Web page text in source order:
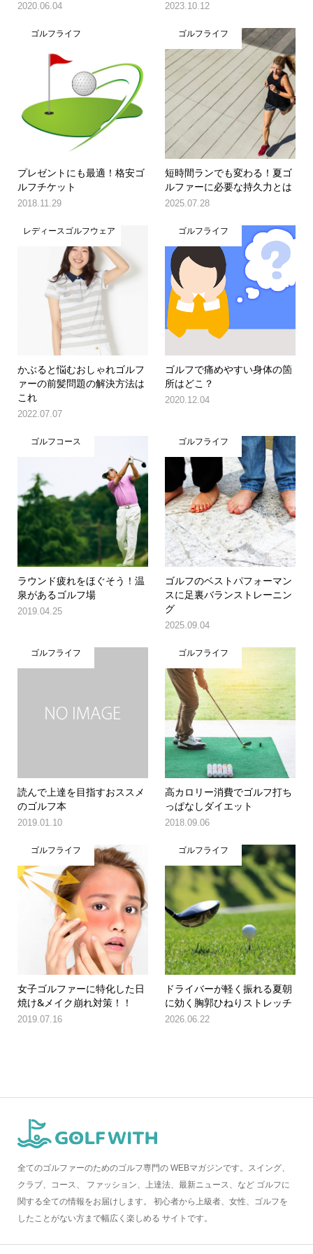
2020.06.04 2023.10.12
ゴルフライフ
プレゼントにも最適！格安ゴ
ルフチケット
2018.11.29
ゴルフライフ
短時間ランでも変わる！夏ゴ
ルファーに必要な持久力とは
2025.07.28
レディースゴルフウェア
かぶると悩むおしゃれゴルフ
ァーの前髪問題の解決方法は
これ
2022.07.07
ゴルフライフ
ゴルフで痛めやすい身体の箇
所はどこ？
2020.12.04
ゴルフコース
ラウンド疲れをほぐそう！温
泉があるゴルフ場
2019.04.25
ゴルフライフ
ゴルフのベストパフォーマン
スに足裏バランストレーニン
グ
2025.09.04
ゴルフライフ
読んで上達を目指すおススメ
のゴルフ本
2019.01.10
ゴルフライフ
高カロリー消費でゴルフ打ち
っぱなしダイエット
2018.09.06
ゴルフライフ
女子ゴルファーに特化した日
焼け&メイク崩れ対策！！
2019.07.16
ゴルフライフ
ドライバーが軽く振れる夏朝
に効く胸郭ひねりストレッチ
2026.06.22
全てのゴルファーのためのゴルフ専門の WEBマガジンです。スイング、
クラブ、コース、 ファッション、上達法、最新ニュース、など ゴルフに
関する全ての情報をお届けします。 初心者から上級者、女性、ゴルフを
したことがない方まで幅広く楽しめる サイトです。